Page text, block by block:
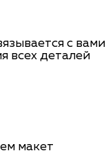
с вами
всех деталей
макет